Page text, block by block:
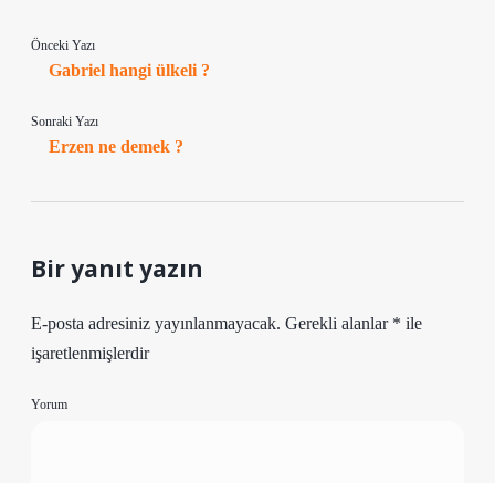
Önceki Yazı
Gabriel hangi ülkeli ?
Sonraki Yazı
Erzen ne demek ?
Bir yanıt yazın
E-posta adresiniz yayınlanmayacak. Gerekli alanlar * ile
işaretlenmişlerdir
Yorum